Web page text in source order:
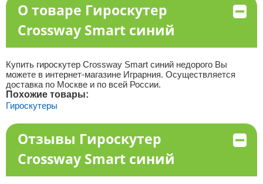
О товаре Гироскутер
Crossway Smart синий
Купить гироскутер Crossway Smart синий недорого Вы
можете в интернет-магазине Играрния. Осуществляется
доставка по Москве и по всей России.
Похожие товары:
Гироскутеры
Отзывы Гироскутер
Crossway Smart синий